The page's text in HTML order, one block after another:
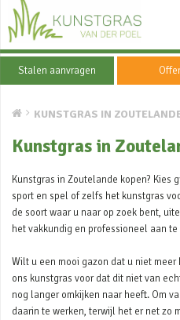
Stalen aanvragen
KUNSTGRAS IN
Kunstgras in
Kunstgras in Zoutelande kopen? Kies
sport en spel of zelfs het kunstgras
de soort waar u naar op zoek bent,
het vakkundig en professioneel aan
Wilt u een mooi gazon dat u niet
ons kunstgras voor dat dit niet van
nog langer omkijken naar heeft. Om
daarin te werken, terwijl het er net zo